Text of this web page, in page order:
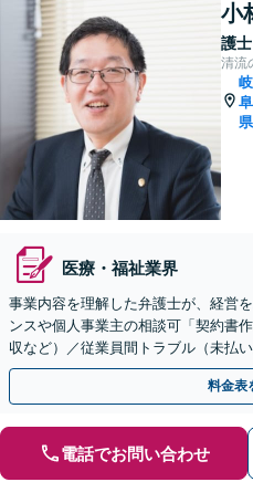
小
護士
清流
岐
阜
県
医療・福祉業界
事業内容を理解した弁護士が、経営
ンスや個人事業主の相談可「契約書
収など）／従業員間トラブル（未払
応）／顧問契約ほか」
料金表
電話でお問い合わせ